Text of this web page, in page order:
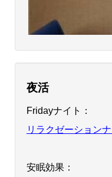
夜活
Fridayナイト：
リラクゼーションナ
安眠効果：